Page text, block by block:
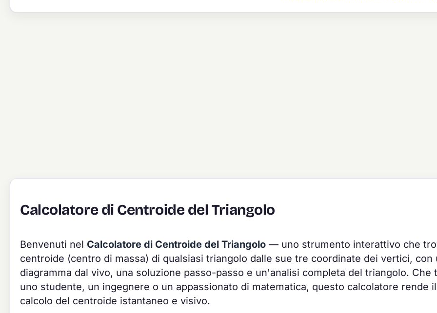
Calcolatore di Centroide del Triangolo
Benvenuti nel Calcolatore di Centroide del Triangolo — uno strumento interattivo che
centroide (centro di massa) di qualsiasi triangolo dalle sue tre coordinate dei vertici, con
diagramma dal vivo, una soluzione passo-passo e un'analisi completa del triangolo. Che
uno studente, un ingegnere o un appassionato di matematica, questo calcolatore rende il
calcolo del centroide istantaneo e visivo.